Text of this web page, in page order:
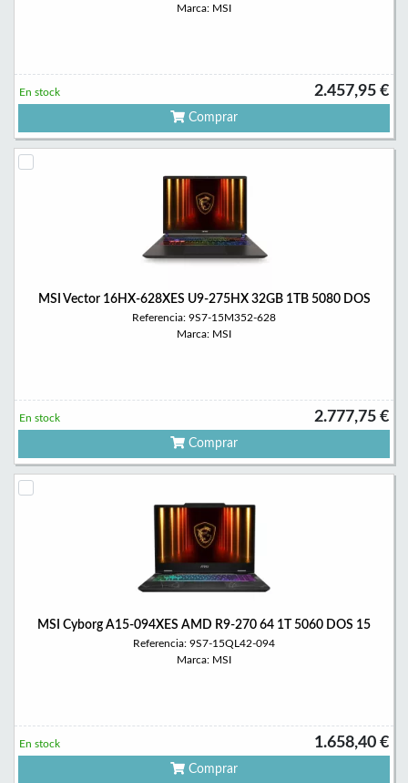
Marca: MSI
2.457,95 €
En stock
Comprar
MSI Vector 16HX-628XES U9-275HX 32GB 1TB 5080 DOS
Referencia: 9S7-15M352-628
Marca: MSI
2.777,75 €
En stock
Comprar
MSI Cyborg A15-094XES AMD R9-270 64 1T 5060 DOS 15
Referencia: 9S7-15QL42-094
Marca: MSI
1.658,40 €
En stock
Comprar